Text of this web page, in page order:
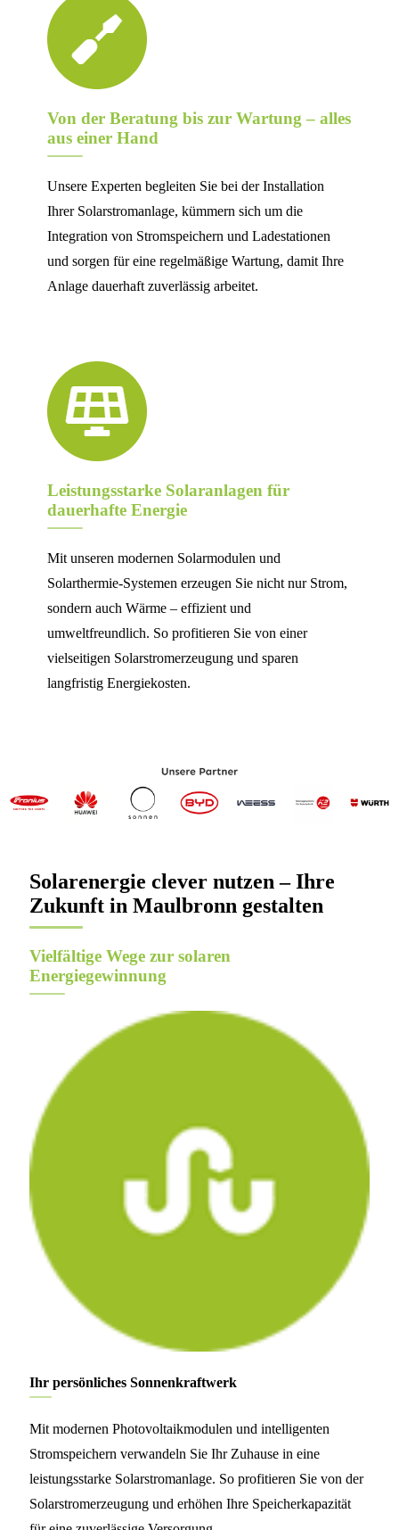
Von der Beratung bis zur Wartung – alles
aus einer Hand
Unsere Experten begleiten Sie bei der Installation
Ihrer Solarstromanlage, kümmern sich um die
Integration von Stromspeichern und Ladestationen
und sorgen für eine regelmäßige Wartung, damit Ihre
Anlage dauerhaft zuverlässig arbeitet.
Leistungsstarke Solaranlagen für
dauerhafte Energie
Mit unseren modernen Solarmodulen und
Solarthermie-Systemen erzeugen Sie nicht nur Strom,
sondern auch Wärme – effizient und
umweltfreundlich. So profitieren Sie von einer
vielseitigen Solarstromerzeugung und sparen
langfristig Energiekosten.
Solarenergie clever nutzen – Ihre
Zukunft in Maulbronn gestalten
Vielfältige Wege zur solaren
Energiegewinnung
Ihr persönliches Sonnenkraftwerk
Mit modernen Photovoltaikmodulen und intelligenten
Stromspeichern verwandeln Sie Ihr Zuhause in eine
leistungsstarke Solarstromanlage. So profitieren Sie von der
Solarstromerzeugung und erhöhen Ihre Speicherkapazität